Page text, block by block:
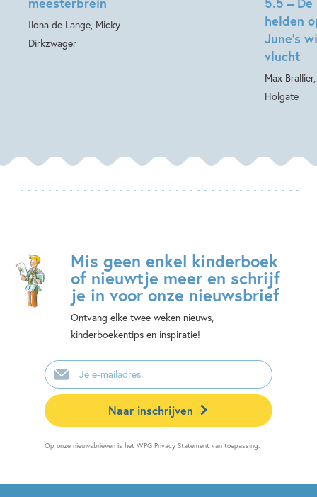
Ilona de Lange, Micky
Dirkzwager
helden
June’s
vlucht
Max
Holgate
Mis geen enkel kinderboek
of nieuwtje meer en schrijf
je in voor onze nieuwsbrief
Ontvang elke twee weken nieuws,
kinderboekentips en inspiratie!
E-
mailadres
Naar inschrijven
Op onze nieuwsbrieven is hetWPG Privacy Statement van toepassing.